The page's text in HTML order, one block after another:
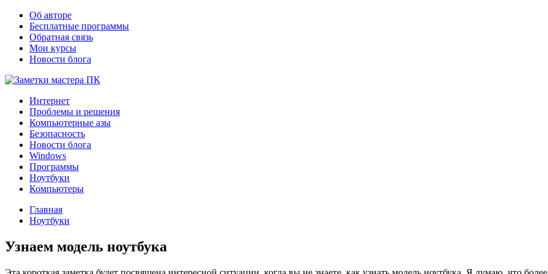
Об авторе
Бесплатные программы
Обратная связь
Мои курсы
Новости блога
Интернет
Проблемы и решения
Компьютерные азы
Безопасность
Новости блога
Windows
Программы
Ноутбуки
Компьютеры
Главная
Ноутбуки
Узнаем модель ноутбука